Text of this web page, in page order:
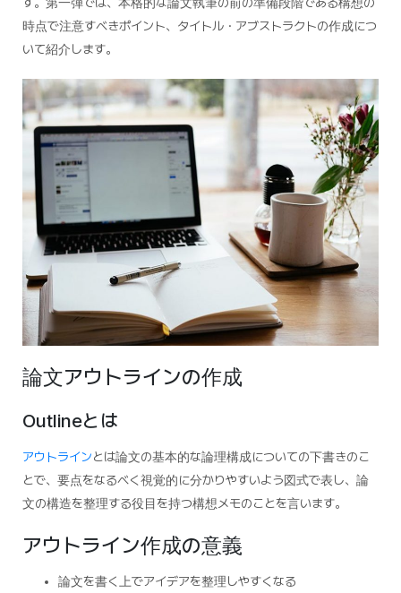
時点で注意すべきポイント、タイトル・アブストラクトの作成につ
いて紹介します。
論文アウトラインの作成
Outlineとは
アウトラインとは論文の基本的な論理構成についての下書きのこ
とで、要点をなるべく視覚的に分かりやすいよう図式で表し、論
文の構造を整理する役目を持つ構想メモのことを言います。
アウトライン作成の意義
論文を書く上でアイデアを整理しやすくなる